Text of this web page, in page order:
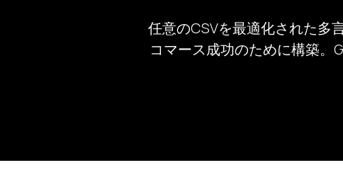
任意のCSVを最適化された多
コマース成功のために構築